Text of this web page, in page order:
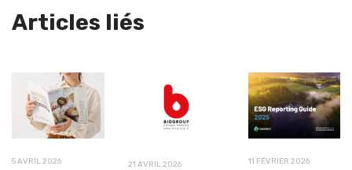
Articles liés
5 AVRIL 2026 21 AVRIL 2026 11 FÉVRIER 2026